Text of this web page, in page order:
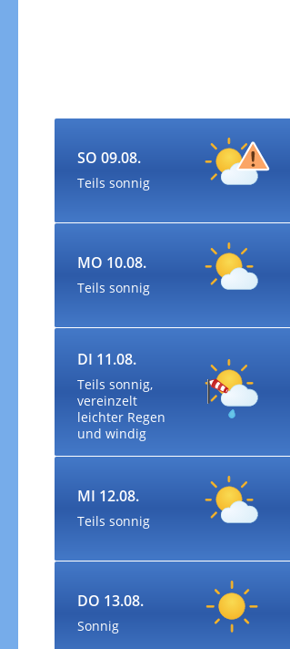
SO 09.08.
Teils sonnig
MO 10.08.
Teils sonnig
DI 11.08.
Teils sonnig,
vereinzelt
leichter Regen
und windig
MI 12.08.
Teils sonnig
DO 13.08.
Sonnig